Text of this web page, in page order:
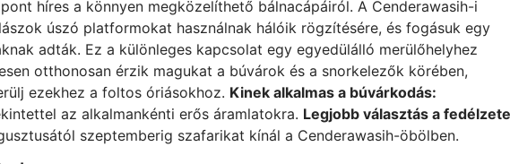
híres a könnyen megközelíthető bálnacápáiról. A Cenderawasih-i
úszó platformokat használnak hálóik rögzítésére, és fogásuk egy
adták. Ez a különleges kapcsolat egy egyedülálló merülőhelyhez
otthonosan érzik magukat a búvárok és a snorkelezők körében,
ezekhez a foltos óriásokhoz. Kinek alkalmas a búvárkodás:
az alkalmankénti erős áramlatokra. Legjobb választás a
szeptemberig szafarikat kínál a Cenderawasih-öbölben.